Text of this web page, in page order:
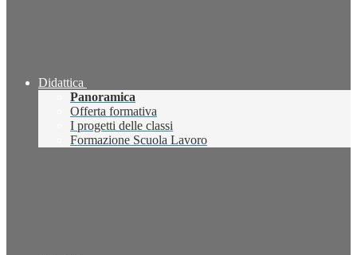
Didattica
Panoramica
Offerta formativa
I progetti delle classi
Formazione Scuola Lavoro